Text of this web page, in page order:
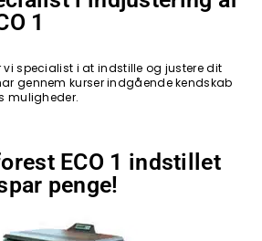
1
vi specialist i at indstille og justere dit
gennem kurser indgående kendskab
muligheder.
ECO 1 indstillet
penge!